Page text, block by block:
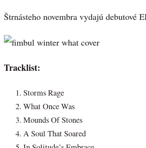
Štrnásteho novembra vydajú debutové
Tracklist:
Storms Rage
What Once Was
Mounds Of Stones
A Soul That Soared